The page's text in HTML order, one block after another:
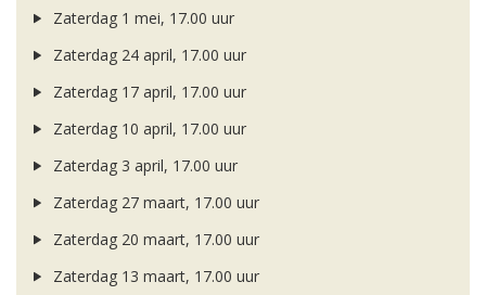
Zaterdag 1 mei, 17.00 uur
Zaterdag 24 april, 17.00 uur
Zaterdag 17 april, 17.00 uur
Zaterdag 10 april, 17.00 uur
Zaterdag 3 april, 17.00 uur
Zaterdag 27 maart, 17.00 uur
Zaterdag 20 maart, 17.00 uur
Zaterdag 13 maart, 17.00 uur